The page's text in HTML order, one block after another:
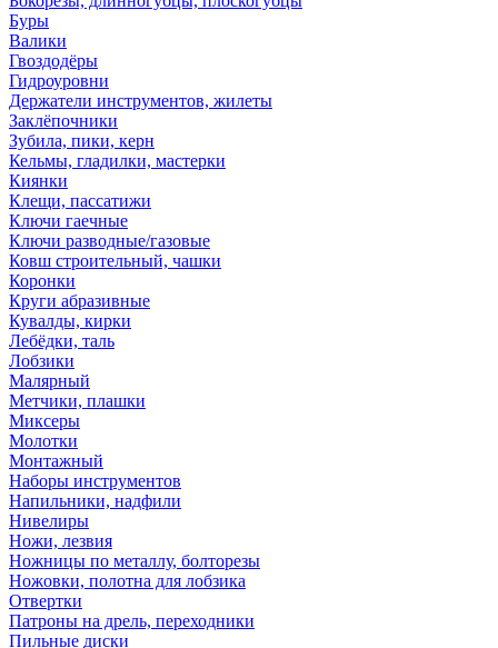
Буры
Валики
Гвоздодёры
Гидроуровни
Держатели инструментов, жилеты
Заклёпочники
Зубила, пики, керн
Кельмы, гладилки, мастерки
Киянки
Клещи, пассатижи
Ключи гаечные
Ключи разводные/газовые
Ковш строительный, чашки
Коронки
Круги абразивные
Кувалды, кирки
Лебёдки, таль
Лобзики
Малярный
Метчики, плашки
Миксеры
Молотки
Монтажный
Наборы инструментов
Напильники, надфили
Нивелиры
Ножи, лезвия
Ножницы по металлу, болторезы
Ножовки, полотна для лобзика
Отвертки
Патроны на дрель, переходники
Пильные диски